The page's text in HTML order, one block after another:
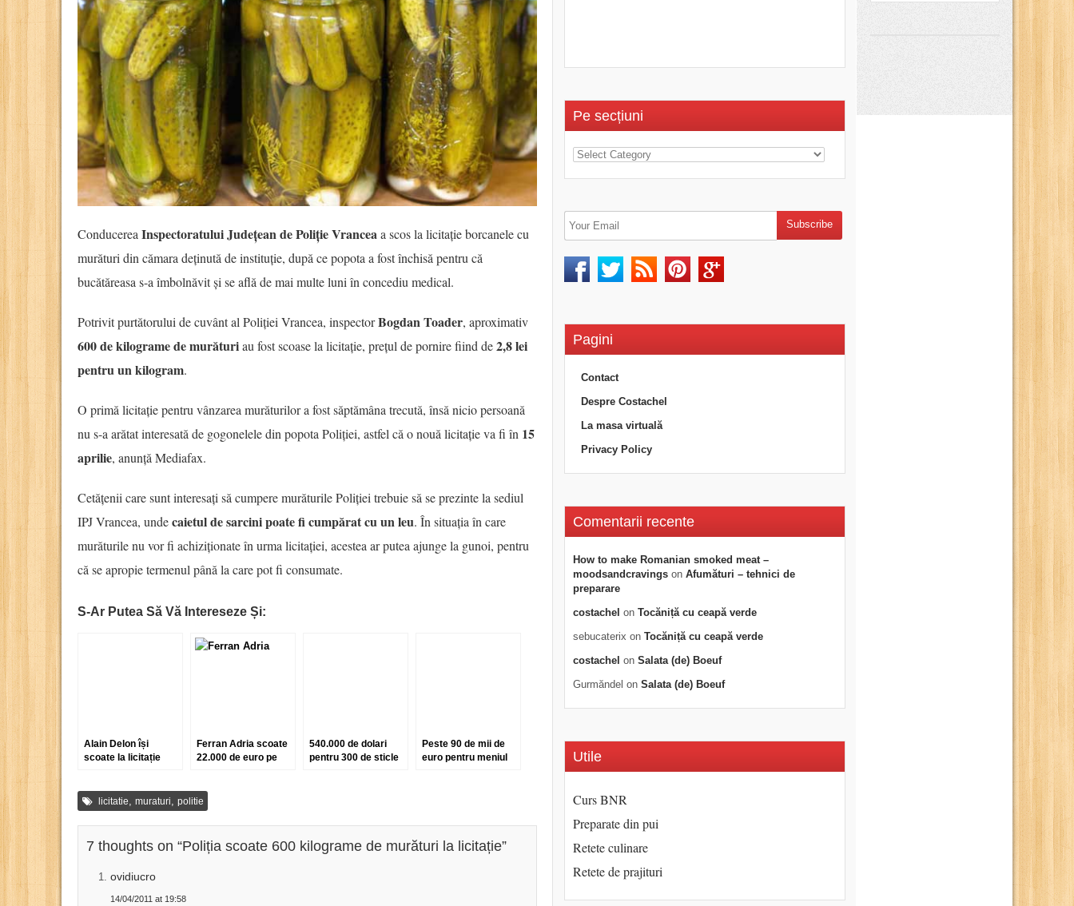
ConducereaInspectoratului Județean de Poliție Vranceaa scos la licitație borcanele cu
murături din cămara deținută de instituție, după ce popota a fost închisă pentru că
bucătăreasa s-a îmbolnăvit și se află de mai multe luni în concediu medical.
Potrivit purtătorului de cuvânt al Poliției Vrancea, inspectorBogdan Toader, aproximativ
600 de kilograme de murăturiau fost scoase la licitație, prețul de pornire fiind de2,8 lei
pentru un kilogram.
O primă licitație pentru vânzarea murăturilor a fost săptămâna trecută, însă nicio persoană
nu s-a arătat interesată de gogonelele din popota Poliției, astfel că o nouă licitație va fi în 15
aprilie, anunță Mediafax.
Cetățenii care sunt interesați să cumpere murăturile Poliției trebuie să se prezinte la sediul
IPJ Vrancea, undecaietul de sarcini poate fi cumpărat cu un leu. În situația în care
murăturile nu vor fi achiziționate în urma licitației, acestea ar putea ajunge la gunoi, pentru
că se apropie termenul până la care pot fi consumate.
S-Ar Putea Să Vă Intereseze Și:
Alain Delon își
scoate la licitație
Ferran Adria scoate
22.000 de euro pe
540.000 de dolari
pentru 300 de sticle
Peste 90 de mii de
euro pentru meniul
licitatie, muraturi, politie
7 thoughts on “Poliția scoate 600 kilograme de murături la licitație”
ovidiucro
14/04/2011 at 19:58
Pe secțiuni
Pagini
Contact
Despre Costachel
La masa virtuală
Privacy Policy
Comentarii recente
How to make Romanian smoked meat –
moodsandcravings on Afumături – tehnici de
preparare
costachel on Tocăniță cu ceapă verde
sebucaterix on Tocăniță cu ceapă verde
costachel on Salata (de) Boeuf
Gurmăndel on Salata (de) Boeuf
Utile
Curs BNR
Preparate din pui
Retete culinare
Retete de prajituri